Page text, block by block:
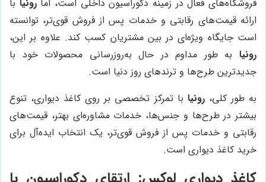
فروشگاه‌های فعال در زمینه دکوراسیون داخلی است، امارونیا با
ارائه قیمت‌های رقابتی و خدمات پس از فروش قوی‌تر، توانسته
است جایگاه ویژه‌ای در بین مشتریان کسب کند. علاوه بر این،
رونیا به طور مداوم در حال به‌روزرسانی محصولات خود با
جدیدترین طرح‌ها و ترندهای روز دنیا است.
به طور کلی،رونیا با تمرکز تخصصی بر روی کاغذ دیواری، تنوع
بیشتر در طرح‌ها و جنس‌ها، خدمات مشاوره‌ای بهتر، قیمت‌های
رقابتی و خدمات پس از فروش قوی‌تر، یک انتخاب ایده‌آل برای
خرید کاغذ دیواری است.